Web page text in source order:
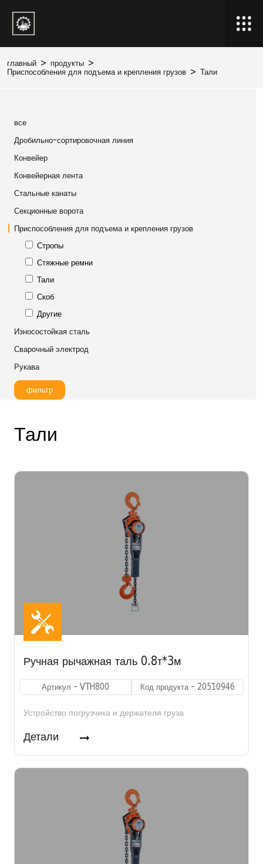
главный > продукты >
Приспособления для подъема и крепления грузов > Тали
все
Дробильно-сортировочная линия
Конвейер
Конвейерная лента
Стальные канаты
Секционные ворота
Приспособления для подъема и крепления грузов
Стропы
Стяжные ремни
Тали
Скоб
Другие
Износостойкая сталь
Сварочный электрод
Рукава
фильтр
Тали
Ручная рычажная таль 0.8т*3м
Артикул - VTH800 Код продукта - 20510946
Устройство погрузчика и держателя груза
Детали